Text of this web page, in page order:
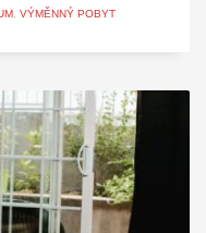
, VÝMĚNNÝ POBYT